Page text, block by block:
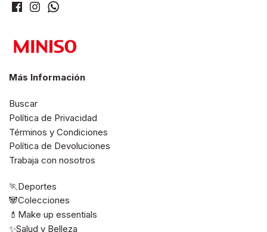
Más Información
Buscar
Política de Privacidad
Términos y Condiciones
Política de Devoluciones
Trabaja con nosotros
🏃Deportes
🐼Colecciones
💄Make up essentials
✨Salud y Belleza